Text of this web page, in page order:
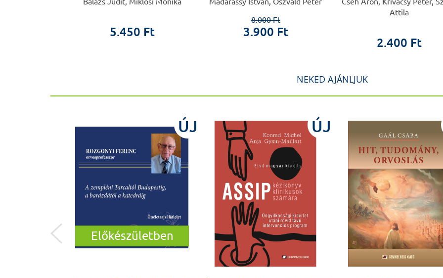
5.450 Ft
8.000 Ft
3.900 Ft
Attila
2.400 Ft
NEKED AJÁNLJUK
ÚJ
Előkészületben
ÚJ